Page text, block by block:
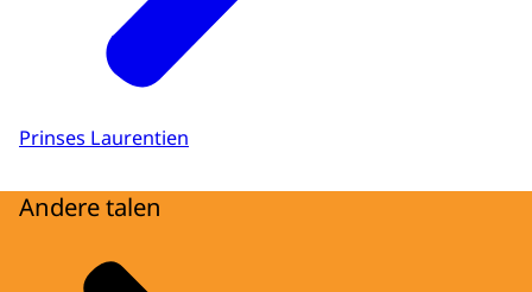
Prinses Laurentien
Andere talen